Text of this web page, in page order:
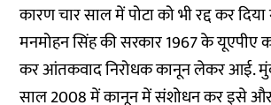
कारण चार साल में पोटा को भी रद्द कर
मनमोहन सिंह की सरकार 1967 के यूएपीए
कर आंतकवाद निरोधक कानून लेकर आई.
साल 2008 में कानून में संशोधन कर इसे